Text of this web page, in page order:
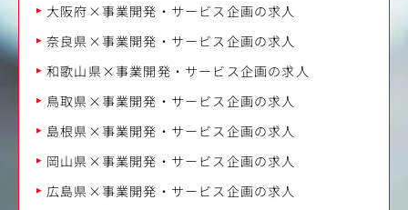
大阪府×事業開発・サービス企画の求人
奈良県×事業開発・サービス企画の求人
和歌山県×事業開発・サービス企画の求人
鳥取県×事業開発・サービス企画の求人
島根県×事業開発・サービス企画の求人
岡山県×事業開発・サービス企画の求人
広島県×事業開発・サービス企画の求人